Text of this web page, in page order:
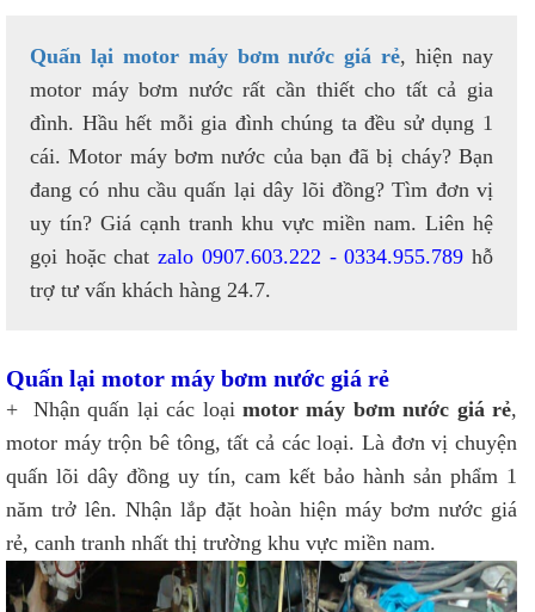
Quấn lại motor máy bơm nước giá rẻ, hiện nay
motor máy bơm nước rất cần thiết cho tất cả gia
đình. Hầu hết mỗi gia đình chúng ta đều sử dụng 1
cái. Motor máy bơm nước của bạn đã bị cháy? Bạn
đang có nhu cầu quấn lại dây lõi đồng? Tìm đơn vị
uy tín? Giá cạnh tranh khu vực miền nam. Liên hệ
gọi hoặc chatzalo 0907.603.222 - 0334.955.789 hỗ
trợ tư vấn khách hàng 24.7.
Quấn lại motor máy bơm nước giá rẻ
+ Nhận quấn lại các loại motor máy bơm nước giá rẻ,
motor máy trộn bê tông, tất cả các loại. Là đơn vị chuyện
quấn lõi dây đồng uy tín, cam kết bảo hành sản phẩm 1
năm trở lên. Nhận lắp đặt hoàn hiện máy bơm nước giá
rẻ, canh tranh nhất thị trường khu vực miền nam.